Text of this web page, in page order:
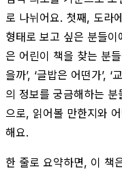
로 나뉘어요. 첫째, 도라
형태로 보고 싶은 분들
은 어린이 책을 찾는 분
을까’, ‘글밥은 어떤가’,
의 정보를 궁금해하는
으로, 읽어볼 만한지와
해요.
한 줄로 요약하면, 이 책